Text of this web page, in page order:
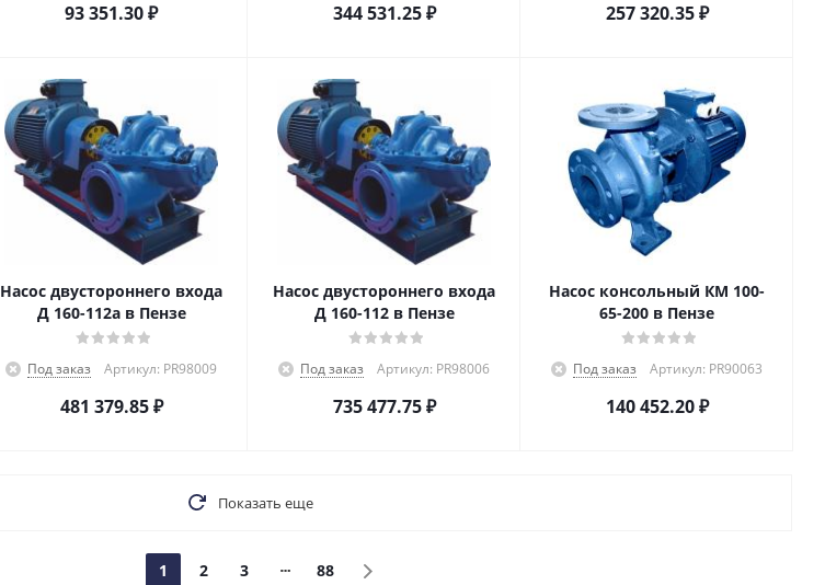
93 351.30₽ 344 531.25₽ 257 320.35₽
Насос двустороннего входа
Д 160-112а в Пензе
Под заказ Артикул: PR98009
481 379.85₽
Насос двустороннего входа
Д 160-112 в Пензе
Под заказ Артикул: PR98006
735 477.75₽
Насос консольный КМ 100-
65-200 в Пензе
Под заказ Артикул: PR90063
140 452.20₽
Показать еще
1 2 3 88